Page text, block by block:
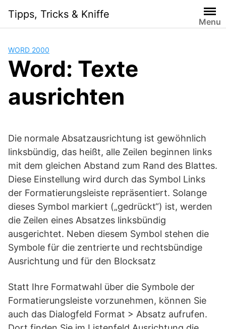
content
Tipps, Tricks & Kniffe
Menu
WORD 2000
Word: Texte
ausrichten
Die normale Absatzausrichtung ist gewöhnlich
linksbündig, das heißt, alle Zeilen beginnen links
mit dem gleichen Abstand zum Rand des Blattes.
Diese Einstellung wird durch das Symbol Links
der Formatierungsleiste repräsentiert. Solange
dieses Symbol markiert („gedrückt“) ist, werden
die Zeilen eines Absatzes linksbündig
ausgerichtet. Neben diesem Symbol stehen die
Symbole für die zentrierte und rechtsbündige
Ausrichtung und für den Blocksatz
Statt Ihre Formatwahl über die Symbole der
Formatierungsleiste vorzunehmen, können Sie
auch das Dialogfeld Format > Absatz aufrufen.